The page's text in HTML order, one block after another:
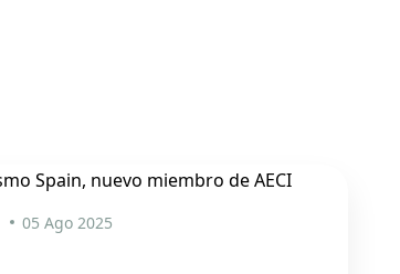
05 Ago 2025